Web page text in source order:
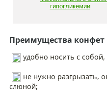
Преимущества
удобно носить с
не нужно разгрызать,
слюной;